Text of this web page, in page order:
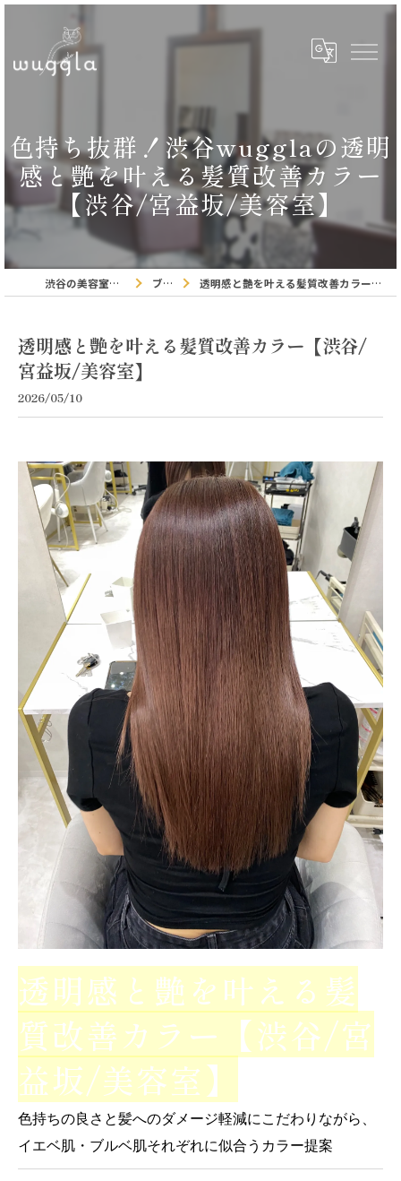
色持ち抜群！渋谷wugglaの透明
感と艶を叶える髪質改善カラー
【渋谷/宮益坂/美容室】
渋谷の美容室ならwuggla ブログ 透明感と艶を叶える髪質改善カラー【渋谷/宮益坂/美容室】
透明感と艶を叶える髪質改善カラー【渋谷/
宮益坂/美容室】
2026/05/10
透明感と艶を叶える髪
質改善カラー【渋谷/宮
益坂/美容室】
色持ちの良さと髪へのダメージ軽減にこだわりながら、
イエベ肌・ブルベ肌それぞれに似合うカラー提案